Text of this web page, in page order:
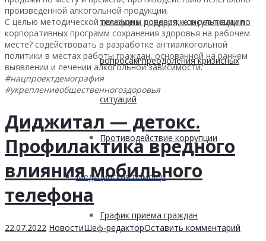
телефоны доверия, консультации по
вопросам преодоления кризисных
ситуаций
Противодействие коррупции
Медицинская помощь
График приема граждан
произведенной алкогольной продукции.
С целью методической помощи и поддержке в реализации
корпоративных программ сохранения здоровья на рабочем
месте? содействовать в разработке антиалкогольной
политики в местах работы граждан, основанной на раннем
выявлении и лечении алкогольной зависимости.
#нацпроектдемография
#укреплениеобщественногоздоровья
Диджитал — детокс.
Профилактика вредного
влияния мобильного
телефона
22.07.2022 НовостиШеф-редакторОставить комментарий